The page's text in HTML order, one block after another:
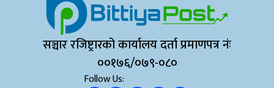
सञ्चार रजिष्ट्रारको कार्यालय दर्ता प्रमाणपत्र नंः
००१७६/०७९-०८०
Follow Us: